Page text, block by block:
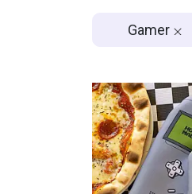
Gamer